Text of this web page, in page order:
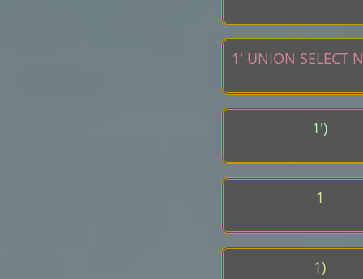
1' UNION SELECT
1')
1
1)